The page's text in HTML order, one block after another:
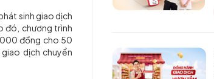
sinh giao dịch
đó, chương trình
đồng cho 50
dịch chuyển